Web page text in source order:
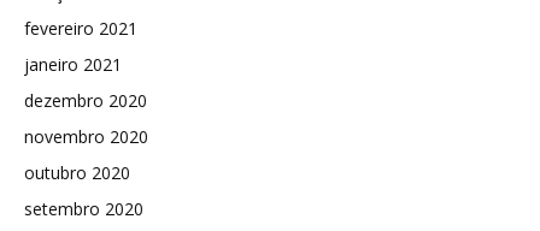
fevereiro 2021
janeiro 2021
dezembro 2020
novembro 2020
outubro 2020
setembro 2020